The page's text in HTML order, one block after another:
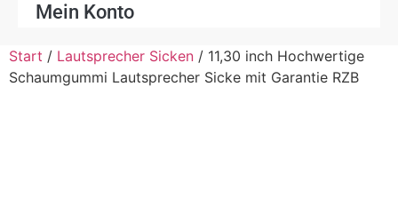
Mein Konto
Start / Lautsprecher Sicken / 11,30 inch Hochwertige
Schaumgummi Lautsprecher Sicke mit Garantie RZB